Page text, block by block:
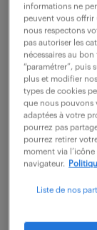
30 juillet 2026
Laval (53)
35 000 € /
A ce titre,
Qualité, sur
électroniques
informations ne
peuvent vous offrir
nous respectons
pas autoriser les
nécessaires au
“paramétrer”, puis
plus et modifier
types de cookies
que nous pouvons
adaptées à votre
pourrez pas
pourrez retirer
moment via
navigateur.
Liste de nos